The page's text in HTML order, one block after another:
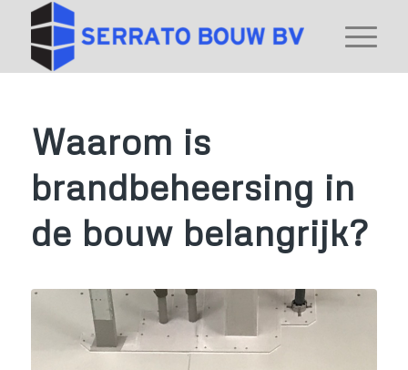
Waarom is
brandbeheersing in
de bouw belangrijk?